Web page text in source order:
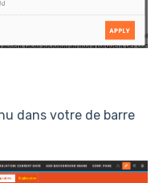
dans votre de barre